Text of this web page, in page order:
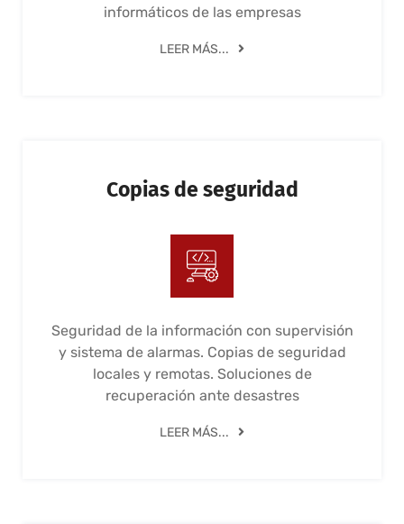
informáticos de las empresas
LEER MÁS...
Copias de seguridad
Seguridad de la información con supervisión
y sistema de alarmas. Copias de seguridad
locales y remotas. Soluciones de
recuperación ante desastres
LEER MÁS...